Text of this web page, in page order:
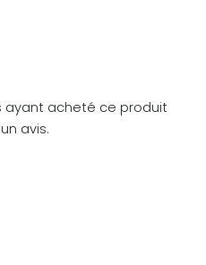
ayant acheté ce produit
avis.